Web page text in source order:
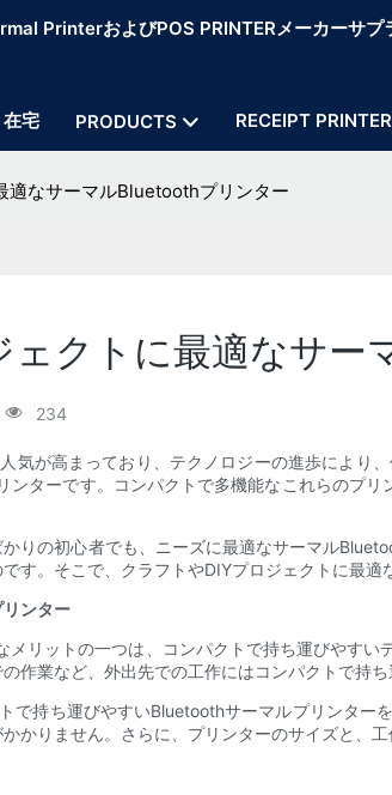
PrinterおよびPOS PRINTERメーカーサプ
在宅 PRODUCTS RECEIPT PRINTER
適なサーマルBluetoothプリンター
ェクトに最適なサ
234
気が高まっており、テクノロジーの進歩により
ターです。コンパクトで多機能なこれらのプ
りの初心者でも、ニーズに最適なサーマル
す。そこで、クラフトやDIYプロジェクトに最
ンター
リットの一つは、コンパクトで持ち運びやす
作業など、外出先での工作にはコンパクトで持
で持ち運びやすいBluetoothサーマルプリンタ
かりません。さらに、プリンターのサイズと、